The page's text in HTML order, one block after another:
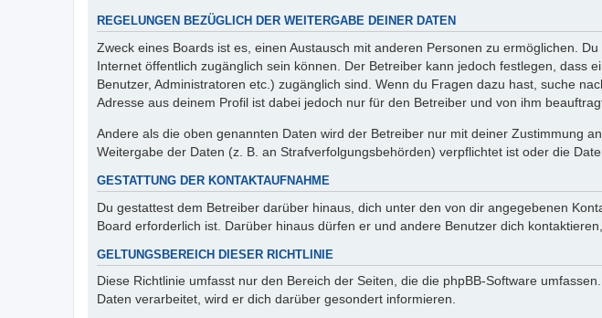
REGELUNGEN BEZÜGLICH DER WEITERGABE DEINER DATEN
Zweck eines Boards ist es, einen Austausch mit anderen Personen zu ermöglichen.
Internet öffentlich zugänglich sein können. Der Betreiber kann jedoch festlegen,
Benutzer, Administratoren etc.) zugänglich sind. Wenn du Fragen dazu hast, suche
Adresse aus deinem Profil ist dabei jedoch nur für den Betreiber und von ihm
Andere als die oben genannten Daten wird der Betreiber nur mit deiner Zustimmung
Weitergabe der Daten (z. B. an Strafverfolgungsbehörden) verpflichtet ist oder die
GESTATTUNG DER KONTAKTAUFNAHME
Du gestattest dem Betreiber darüber hinaus, dich unter den von dir angegebenen
Board erforderlich ist. Darüber hinaus dürfen er und andere Benutzer dich
GELTUNGSBEREICH DIESER RICHTLINIE
Diese Richtlinie umfasst nur den Bereich der Seiten, die die phpBB-Software
Daten verarbeitet, wird er dich darüber gesondert informieren.